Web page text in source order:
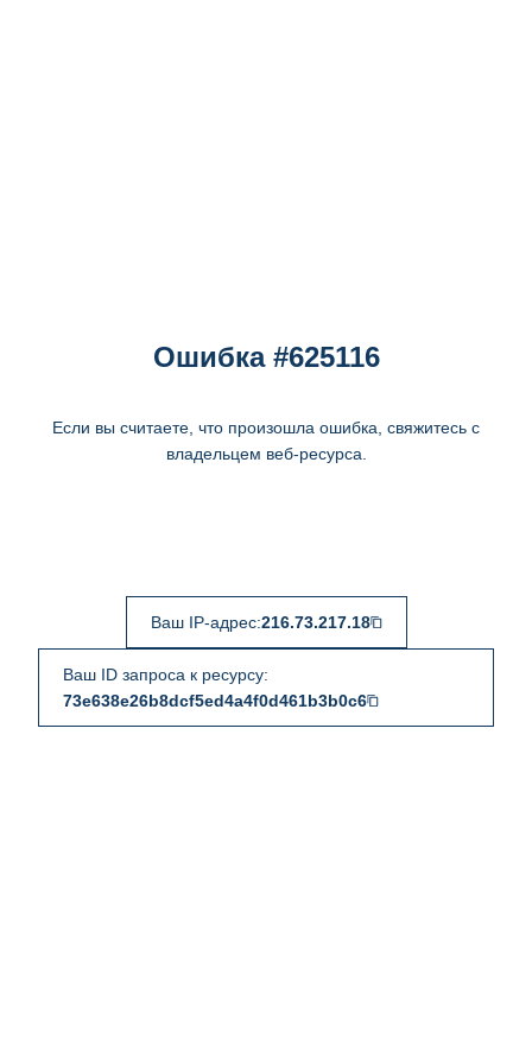
Ошибка #625116
Если вы считаете, что произошла ошибка, свяжитесь с
владельцем веб-ресурса.
Ваш IP-адрес:216.73.217.18
Ваш ID запроса к ресурсу:
73e638e26b8dcf5ed4a4f0d461b3b0c6